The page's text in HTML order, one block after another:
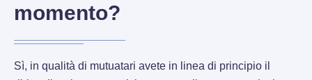
momento?
Sì, in qualità di mutuatari avete in linea di principio il